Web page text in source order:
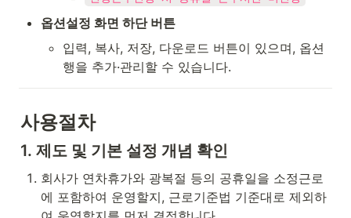
옵션설정 화면 하단 버튼
입력, 복사, 저장, 다운로드 버튼이 있으며, 옵션
행을 추가·관리할 수 있습니다.
사용절차
1. 제도 및 기본 설정 개념 확인
회사가 연차휴가와 광복절 등의 공휴일을 소정근로
에 포함하여 운영할지, 근로기준법 기준대로 제외하